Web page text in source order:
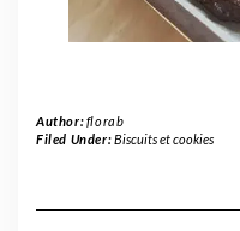
Author:florab
Filed Under:Biscuits et cookies